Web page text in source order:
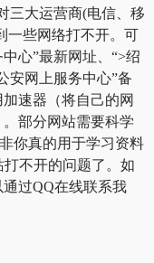
三大运营商(电信、移
一些网络打不开。可
心”最新网址、“>绍
安网上服务中心”备
速器（将自己的网
部分网站需要科学
你真的用于学习资料
打不开的问题了。如
过QQ在线联系我